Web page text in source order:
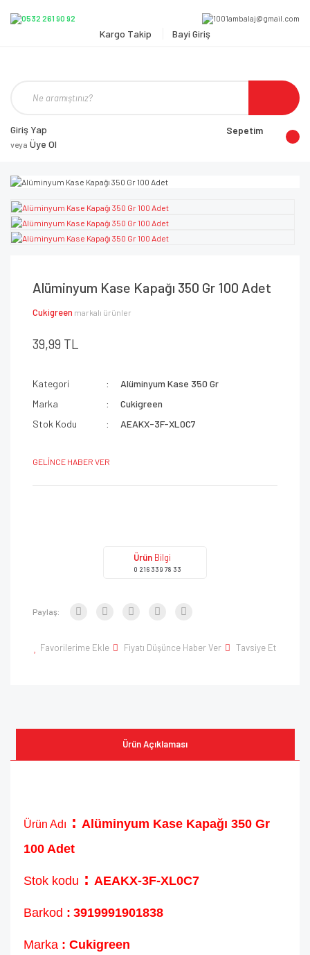
Kargo Takip Bayi Giriş
Giriş Yap
veya Üye Ol
Sepetim
Alüminyum Kase Kapağı 350 Gr 100 Adet
Cukigreen markalı ürünler
39,99 TL
Kategori
Alüminyum Kase 350 Gr
Marka
Cukigreen
Stok Kodu
AEAKX-3F-XL0C7
GELİNCE HABER VER
Ürün Bilgi
0 216 339 78 33
Paylaş:
Favorilerime Ekle Fiyatı Düşünce Haber Ver Tavsiye Et
Ürün Açıklaması
Ürün Adı : Alüminyum Kase Kapağı 350 Gr
100 Adet
Stok kodu : AEAKX-3F-XL0C7
Barkod : 3919991901838
Marka : Cukigreen